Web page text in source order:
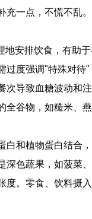
一点，不慌不乱。
地安排饮食，有助
过度强调"特殊对待
次导致血糖波动和
全谷物，如糙米、
白和植物蛋白结合
深色蔬果，如菠菜
度。零食、饮料摄